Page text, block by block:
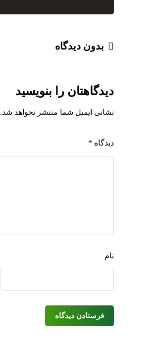
بدون دیدگاه
دیدگاهتان را بنویسید
نشانی ایمیل شما منتشر نخواهد شد.
دیدگاه *
نام
فرستادن دیدگاه